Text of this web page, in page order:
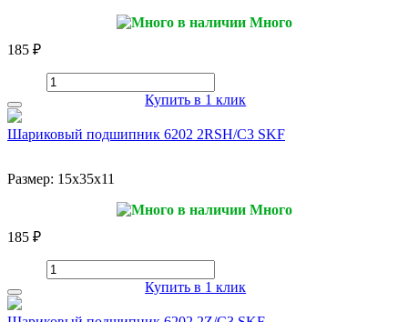
Много
185 ₽
Купить в 1 клик
Шариковый подшипник 6202 2RSH/C3 SKF
Размер: 15x35x11
Много
185 ₽
Купить в 1 клик